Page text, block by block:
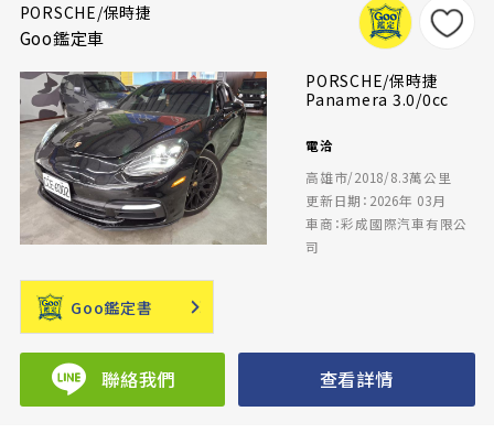
PORSCHE/保時捷
Goo鑑定車
PORSCHE/保時捷
Panamera 3.0/0cc
電洽
高雄市/2018/8.3萬公里
更新日期：2026年 03月
車商：彩成國際汽車有限公
司
Goo鑑定書
聯絡我們 查看詳情